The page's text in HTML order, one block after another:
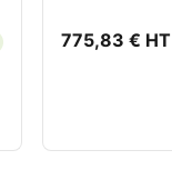
775,83 € HT